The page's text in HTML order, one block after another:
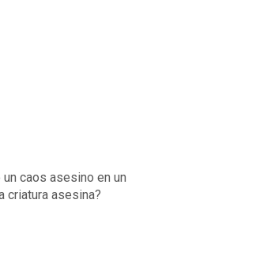
caos asesino en un
criatura asesina?